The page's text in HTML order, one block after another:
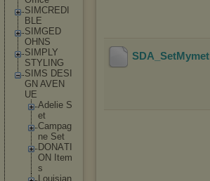
SI MCRE DI
BLE
SI MG ED
OH NS
SI MP LY
STYL ING
SI MS DESI
GN AVEN
UE
Ade ie S
et
Campag
ne Set
DONAT
ON I tem
s
Louisian